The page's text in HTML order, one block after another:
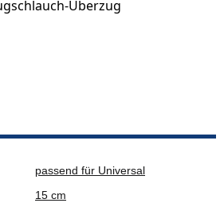
Überzug
passend für Universal
15 cm